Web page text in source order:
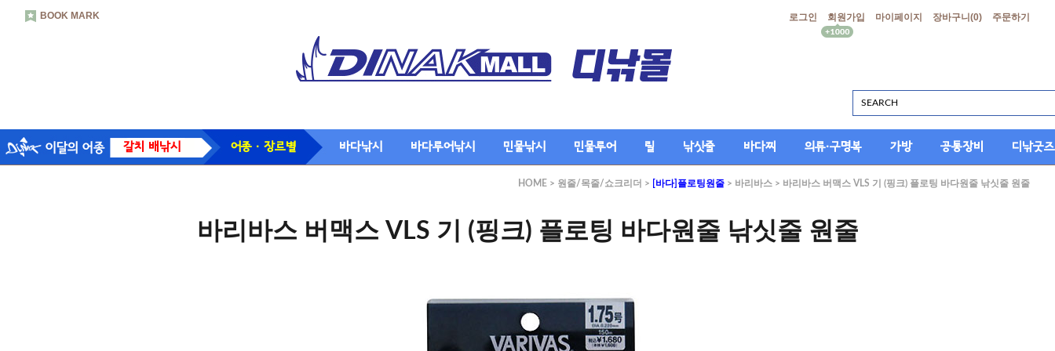
BOOK MARK 로그인 회원가입 마이페이지 장바구니(0) 주문하기
갈치 배낚시 어종 · 장르별 바다낚시 바다루어낚시 민물낚시 민물루어 릴 낚싯줄 바다찌 의류·구명복 가방 공통장비 디낚굿즈
HOME > 원줄/목줄/쇼크리더 > [바다]플로팅원줄 > 바리바스 > 바리바스 버맥스 VLS 기 (핑크) 플로팅 바다원줄 낚싯줄 원줄
바리바스 버맥스 VLS 기 (핑크) 플로팅 바다원줄 낚싯줄 원줄